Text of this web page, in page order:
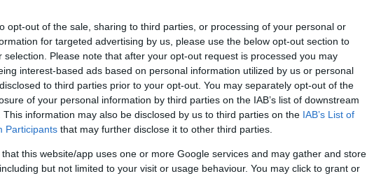
opt-out of the sale, sharing to third parties, or processing of your personal or
for targeted advertising by us, please use the below opt-out section to
selection. Please note that after your opt-out request is processed you may
interest-based ads based on personal information utilized by us or personal
to third parties prior to your opt-out. You may separately opt-out of the
of your personal information by third parties on the IAB’s list of downstream
This information may also be disclosed by us to third parties on the IAB’s List of
Participants that may further disclose it to other third parties.
that this website/app uses one or more Google services and may gather and store
but not limited to your visit or usage behaviour. You may click to grant or